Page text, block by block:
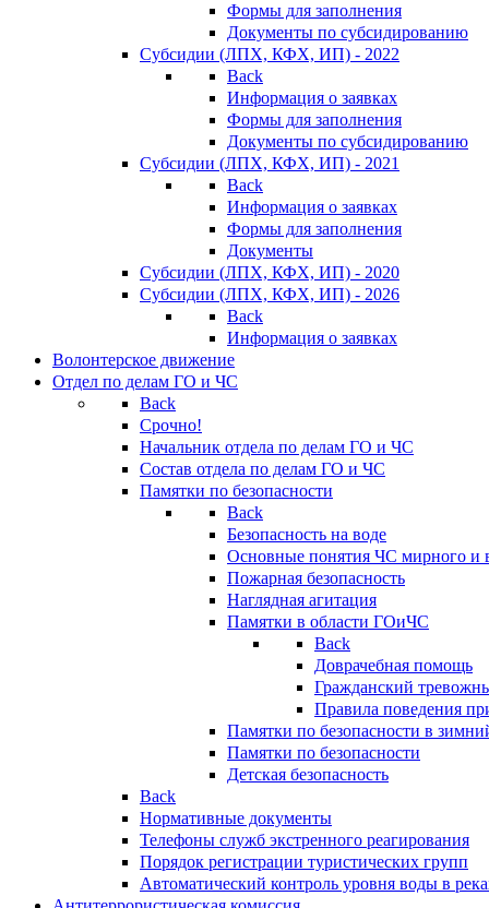
Формы для заполнения
Документы по субсидированию
Субсидии (ЛПХ, КФХ, ИП) - 2022
Back
Информация о заявках
Формы для заполнения
Документы по субсидированию
Субсидии (ЛПХ, КФХ, ИП) - 2021
Back
Информация о заявках
Формы для заполнения
Документы
Субсидии (ЛПХ, КФХ, ИП) - 2020
Субсидии (ЛПХ, КФХ, ИП) - 2026
Back
Информация о заявках
Волонтерское движение
Отдел по делам ГО и ЧС
Back
Срочно!
Начальник отдела по делам ГО и ЧС
Состав отдела по делам ГО и ЧС
Памятки по безопасности
Back
Безопасность на воде
Основные понятия ЧС мирного и
Пожарная безопасность
Наглядная агитация
Памятки в области ГОиЧС
Back
Доврачебная помощь
Гражданский
Правила поведения
Памятки по безопасности в
Памятки по безопасности
Детская безопасность
Back
Нормативные документы
Телефоны служб экстренного реагирования
Порядок регистрации туристических групп
Автоматический контроль уровня воды в